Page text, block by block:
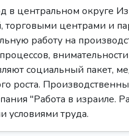
в центральном округе
торговыми центрами и
работу на
социальный пакет,
роста.
"Работа в израиле.
условиями труда.